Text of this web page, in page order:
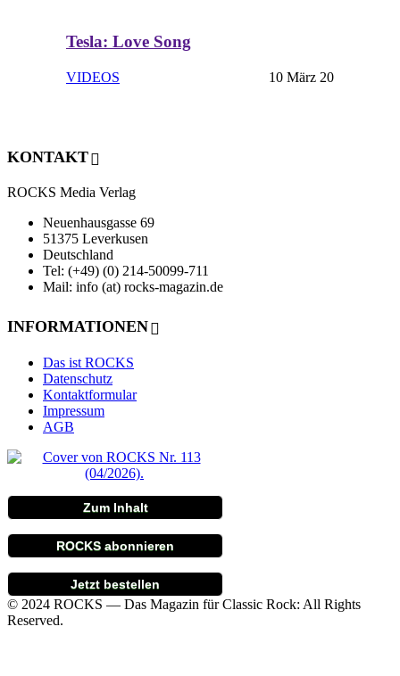
Tesla: Love Song
VIDEOS 10 März 20
KONTAKT
ROCKS Media Verlag
Neuenhausgasse 69
51375 Leverkusen
Deutschland
Tel: (+49) (0) 214-50099-711
Mail: info (at) rocks-magazin.de
INFORMATIONEN
Das ist ROCKS
Datenschutz
Kontaktformular
Impressum
AGB
Zum Inhalt
ROCKS abonnieren
Jetzt bestellen
© 2024 ROCKS — Das Magazin für Classic Rock: All Rights
Reserved.